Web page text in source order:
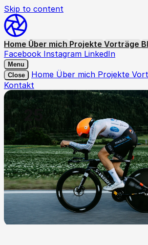
Skip to content
Home Über mich Projekte Vorträge
Facebook Instagram LinkedIn
Menu
Close
Home Über mich Projekte
Kontakt
25
JUN